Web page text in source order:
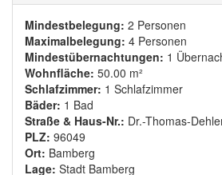
Mindestbelegung: 2 Personen
Maximalbelegung: 4 Personen
Mindestübernachtungen: 1
Wohnfläche: 50.00 m²
Schlafzimmer: 1 Schlafzimmer
Bäder: 1 Bad
Straße & Haus-Nr.: Dr.-Thomas-
PLZ: 96049
Ort: Bamberg
Lage: Stadt Bamberg